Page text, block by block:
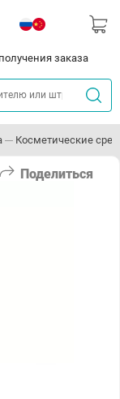
заказа
Косметические
Поделиться